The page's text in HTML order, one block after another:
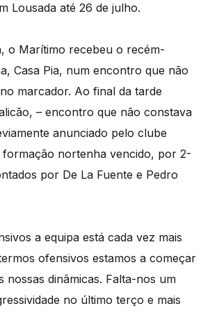
Lousada até 26 de julho.
o Marítimo recebeu o recém-
Casa Pia, num encontro que não
no marcador. Ao final da tarde
– encontro que não constava
anunciado pelo clube
nortenha vencido, por 2-
por De La Fuente e Pedro
a equipa está cada vez mais
ofensivos estamos a começar
nossas dinâmicas. Falta-nos um
no último terço e mais